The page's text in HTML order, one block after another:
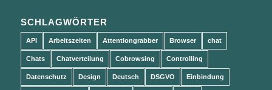
SCHLAGWÖRTER
API Arbeitszeiten Attentiongrabber Browser chat
Chats Chatverteilung Cobrowsing Controlling
Datenschutz Design Deutsch DSGVO Einbindung